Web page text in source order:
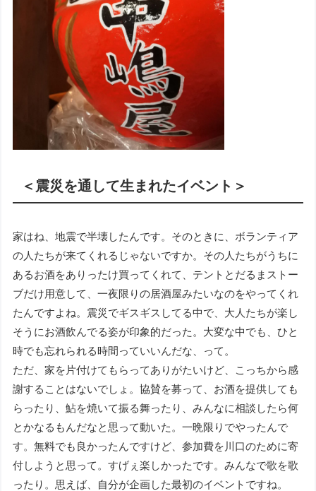
＜震災を通して生まれたイベント＞
家はね、地震で半壊したんです。そのときに、ボランティア
の人たちが来てくれるじゃないですか。その人たちがうちに
あるお酒をありったけ買ってくれて、テントとだるまストー
ブだけ用意して、一夜限りの居酒屋みたいなのをやってくれ
たんですよね。震災でギスギスしてる中で、大人たちが楽し
そうにお酒飲んでる姿が印象的だった。大変な中でも、ひと
時でも忘れられる時間っていいんだな、って。
ただ、家を片付けてもらってありがたいけど、こっちから感
謝することはないでしょ。協賛を募って、お酒を提供しても
らったり、鮎を焼いて振る舞ったり、みんなに相談したら何
とかなるもんだなと思って動いた。一晩限りでやったんで
す。無料でも良かったんですけど、参加費を川口のために寄
付しようと思って。すげぇ楽しかったです。みんなで歌を歌
ったり。思えば、自分が企画した最初のイベントですね。